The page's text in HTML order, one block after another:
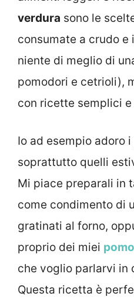
verdura sono le
consumate a crudo e
niente di meglio di
pomodori e cetrioli),
con ricette semplici
Io ad esempio adoro
soprattutto quelli
Mi piace preparali in
come condimento di
gratinati al forno,
proprio dei miei
che voglio parlarvi in
Questa ricetta è